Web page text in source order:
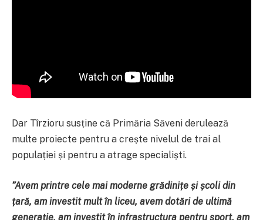
Dar Tîrzioru susține că Primăria Săveni derulează
multe proiecte pentru a crește nivelul de trai al
populației și pentru a atrage specialiști.
”Avem printre cele mai moderne grădinițe și școli din
țară, am investit mult în liceu, avem dotări de ultimă
generație, am investit în infrastructura pentru sport, am